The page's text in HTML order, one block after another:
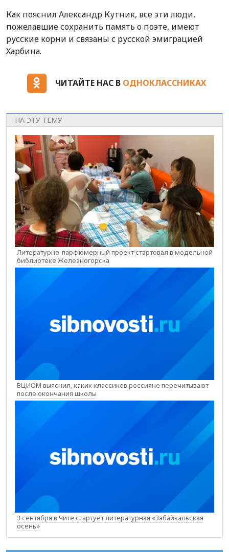
Как пояснил Александр Кутник, все эти люди,
пожелавшие сохранить память о поэте, имеют
русские корни и связаны с русской эмиграцией
Харбина.
ЧИТАЙТЕ НАС В ОДНОКЛАССНИКАХ
НА ЭТУ ТЕМУ
Литературно-парфюмерный проект стартовал в модельной
библиотеке Железногорска
ВЦИОМ выяснил, каких классиков россияне перечитывают
после окончания школы
3 сентября в Чите стартует литературная «Забайкальская
осень»